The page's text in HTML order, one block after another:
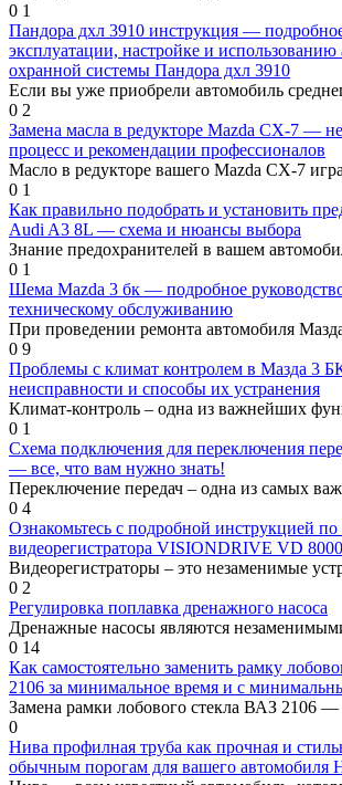
0 1
Пандора дхл 3910 инструкция —
эксплуатации, настройке и
охранной системы Пандора дхл 3910
Если вы уже приобрели автомобиль
0 2
Замена масла в редукторе Mazda CX-7 —
процесс и рекомендации профессионалов
Масло в редукторе вашего Mazda CX-7
0 1
Как правильно подобрать и установить
Audi A3 8L — схема и нюансы выбора
Знание предохранителей в вашем
0 1
Шема Mazda 3 бк — подробное
техническому обслуживанию
При проведении ремонта автомобиля
0 9
Проблемы с климат контролем в Мазда 3
неисправности и способы их устранения
Климат-контроль – одна из важнейших
0 1
Схема подключения для переключения
— все, что вам нужно знать!
Переключение передач – одна из самых
0 4
Ознакомьтесь с подробной инструкцией
видеорегистратора VISIONDRIVE VD
Видеорегистраторы – это незаменимые
0 2
Регулировка поплавка дренажного насоса
Дренажные насосы являются
0 14
Как самостоятельно заменить рамку
2106 за минимальное время и с
Замена рамки лобового стекла ВАЗ 2106 —
0
Нива профилная труба как прочная и
обычным порогам для вашего автомобиля